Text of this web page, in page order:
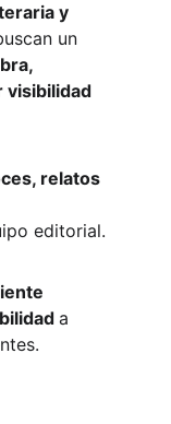
y
un
visibilidad
relatos
editorial.
a